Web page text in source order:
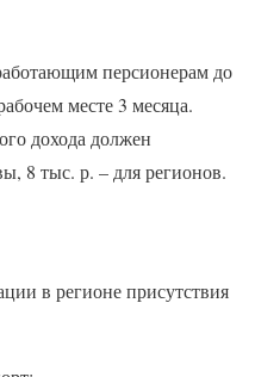
персионерам до
месте 3 месяца.
дохода должен
8 тыс. р. – для регионов.
в регионе присутствия